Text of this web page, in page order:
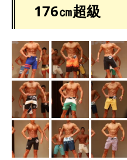
176㎝超級